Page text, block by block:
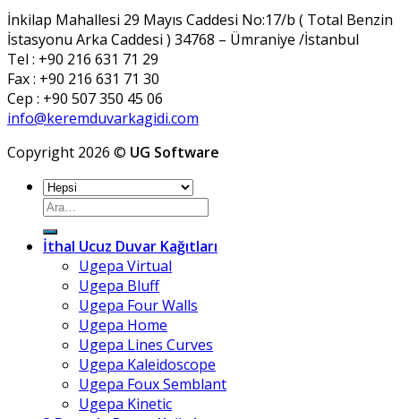
İnkilap Mahallesi 29 Mayıs Caddesi No:17/b ( Total Benzin
İstasyonu Arka Caddesi ) 34768 – Ümraniye /İstanbul
Tel : +90 216 631 71 29
Fax : +90 216 631 71 30
Cep : +90 507 350 45 06
info@keremduvarkagidi.com
Copyright 2026 © UG Software
Ara:
İthal Ucuz Duvar Kağıtları
Ugepa Virtual
Ugepa Bluff
Ugepa Four Walls
Ugepa Home
Ugepa Lines Curves
Ugepa Kaleidoscope
Ugepa Foux Semblant
Ugepa Kinetic